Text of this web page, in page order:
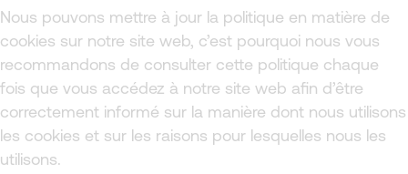
Nous pouvons mettre à jour la politique en matière de
cookies sur notre site web, c’est pourquoi nous vous
recommandons de consulter cette politique chaque
fois que vous accédez à notre site web afin d’être
correctement informé sur la manière dont nous utilisons
les cookies et sur les raisons pour lesquelles nous les
utilisons.